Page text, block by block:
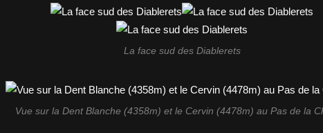
La face sud des Diablerets
Vue sur la Dent Blanche (4358m) et le Cervin (4478m) au Pas de la